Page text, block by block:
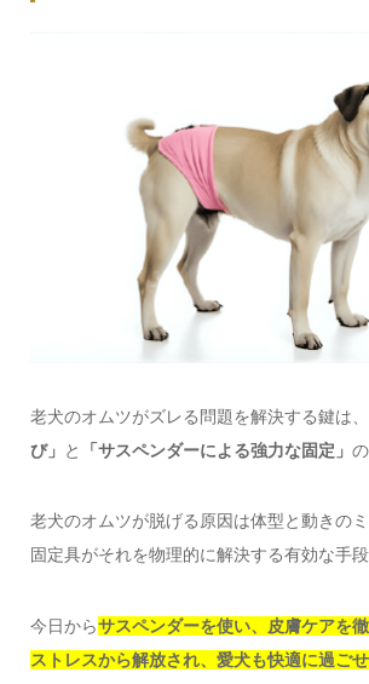
老犬のオムツがズレる問題を解決する鍵は、
び」 と 「サスペンダーによる強力な固定」
老犬のオムツが脱げる原因は体型と動きのミ
固定具がそれを物理的に解決する有効な手段
今日からサスペンダーを使い、皮膚ケアを
ストレスから解放され、愛犬も快適に過ご